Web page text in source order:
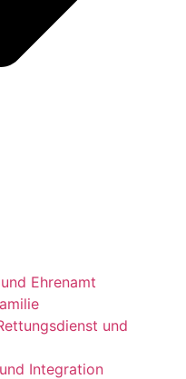
Ehrenamt
und
Integration